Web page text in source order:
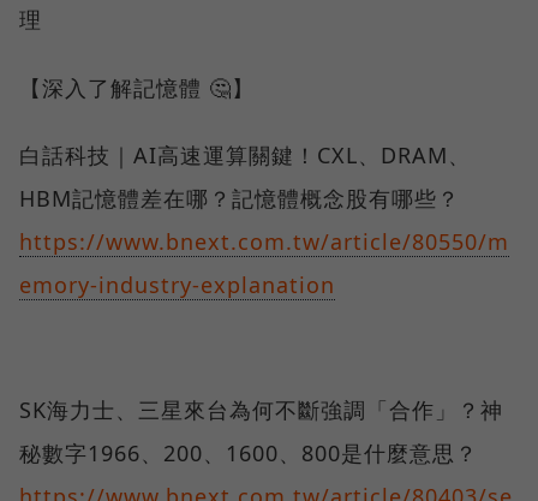
理
【深入了解記憶體 🤔】
白話科技｜AI高速運算關鍵！CXL、DRAM、
HBM記憶體差在哪？記憶體概念股有哪些？
https://www.bnext.com.tw/article/80550/m
emory-industry-explanation
SK海力士、三星來台為何不斷強調「合作」？神
秘數字1966、200、1600、800是什麼意思？